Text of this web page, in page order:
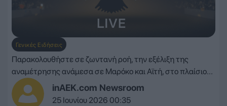
Γενικές Ειδήσεις
inAEK.com Newsroom
25 Ιουνίου 2026 00:35
Παρακολουθήστε σε ζωντανή ροή, την εξέλιξη της
αναμέτρησης ανάμεσα σε Μαρόκο και Αϊτή, στο πλαίσιο...